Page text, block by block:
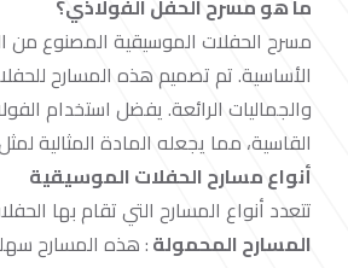
ما هو مسرح الحفل الفولاذي؟
مسرح الحفلات الموسيقية المصنوع من
الأساسية. تم تصميم هذه المسارح
والجماليات الرائعة. يفضل استخدام
القاسية، مما يجعله المادة المثالية
أنواع مسارح الحفلات الموسيقية
تتعدد أنواع المسارح التي تقام بها
المسارح المحمولة: هذه المسارح